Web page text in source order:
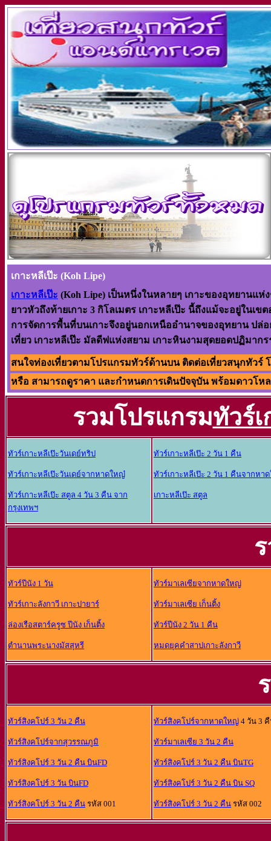
เกาะหลีเป๊ะ (Koh Lipe)
เกาะหลีเป๊ะ (Koh Lipe) เป็นหนึ่งในหลายๆ เกาะของอุทยานแห่
ยาวหัวถึงท้ายเกาะ 3 กิโลเมตร เกาะหลีเป๊ะ นี้ถึงแม้จะอยู่ใน
การจัดการพื้นที่บนเกาะจึงอยู่นอกเหนืออำนาจของอุทยาน ป
เที่ยว เกาะหลีเป๊ะ มัลดีฟแห่งสยาม เกาะหินงามสุดยอดปฏิมากร
สนใจท่องเที่ยวตามโปรแกรมทัวร์ด้านบน ติดต่อเที่ยวสนุกทัวร์ โ
หรือ สามารถดูราคา และกำหนดการเดินปัจจุบัน พร้อมดาวโ
รวมโปรแกรมทัวร์
ทัวร์เกาะหลีเป๊ะวันเดย์ทริป
ทัวร์เกาะหลีเป๊ะวันเดย์จากหาดใหญ๋
ทัวร์เกาะหลีเป๊ะ สตูล 4 วัน 3 คืน จาก
กรุงเทพฯ
ทัวร์เกาะหลีเป๊ะ 2 วัน 1 คืน
ทัวร์เกาะหลีเป๊ะ 2 วัน 1 คืนจากหา
เกาะหลีเป๊ะ สตูล
ทัวร์ปีนัง 1 วัน
ทัวร์เกาะลังกาวี เกาะปายาร์
ล่องเรือสตาร์ครูซ ปีนัง เก็นติ้ง
ตำนานพระนางมัสสุหรี
ทัวร์มาเลเซียจากหาดใหญ่
ทัวร์มาเลเซีย เก็นติ้ง
ทัวร์ปีนัง 2 วัน 1 คืน
หมดยุคคำสาปเกาะลังกาวี
ทัวร์สิงคโปร์ 3 วัน 2 คืน
ทัวร์สิงคโปร์จากสุวรรณภูมิ
ทัวร์สิงคโปร์ 3 วัน 2 คืน บินFD
ทัวร์สิงคโปร์ 3 วัน บินFD
ทัวร์สิงคโปร์ 3 วัน 2 คืน รหัส 001
ทัวร์สิงคโปร์จากหาดใหญ่ 4 วัน 3
ทัวร์มาเลเซีย 3 วัน 2 คืน
ทัวร์สิงคโปร์ 3 วัน 2 คืน บินTG
ทัวร์สิงคโปร์ 3 วัน 2 คืน บิน SQ
ทัวร์สิงคโปร์ 3 วัน 2 คืน รหัส 002